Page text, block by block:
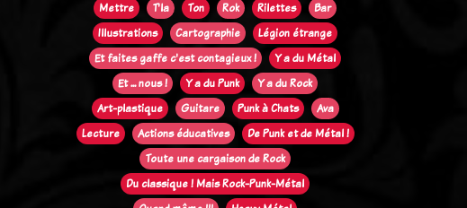
Mettre
T'la Ton Rok Rilettes
Bar
Illustrations
Cartographie
Légion étrange
Et faites gaffe c'est contagieux !
Y a du Métal
Et ... nous !
Y a du Punk
Y a du Rock
Art-plastique
Guitare Punk à Chats
Ava
Lecture
Actions éducatives
De Punk et de Métal !
Toute une cargaison de Rock
Du classique ! Mais Rock-Punk-Métal